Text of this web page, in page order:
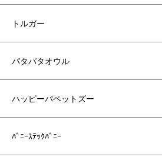
トルガー
パタパタオウル
ハッピーパペットズー
ﾊﾞﾆｰｽﾃｯｸﾊﾞﾆｰ